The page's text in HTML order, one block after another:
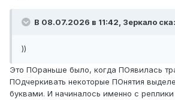
В 08.07.2026 в 11:42, Зеркало
))
Это ПОраньше было, когда ПОявилась
ПОдчеркивать некоторые ПОнятия
буквами. И начиналось именно с